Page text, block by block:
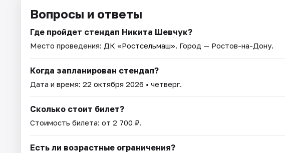
Вопросы и ответы
Где пройдет стендап Никита Шевчук?
Место проведения: ДК «Ростсельмаш». Город — Ростов-на-Дону.
Когда запланирован стендап?
Дата и время: 22 октября 2026 • четверг.
Сколько стоит билет?
Стоимость билета: от 2 700 ₽.
Есть ли возрастные ограничения?